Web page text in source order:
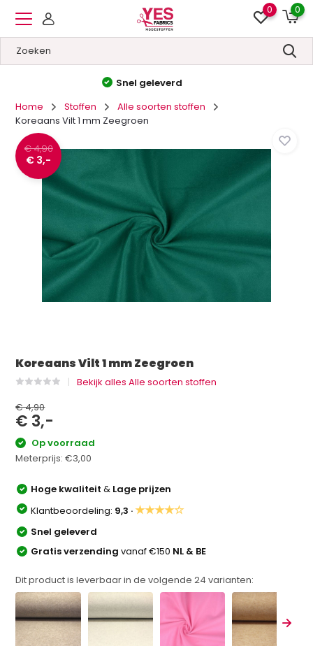
0 0
Hoge kwaliteit&Lage prijzen
Home
Stoffen
Alle soorten stoffen
Koreaans Vilt 1 mm Zeegroen
€ 4,90
€ 3,-
Koreaans Vilt 1 mm Zeegroen
Bekijk alles Alle soorten stoffen
€ 4,90
€ 3,-
Op voorraad
Meterprijs:€3,00
Hoge kwaliteit& Lage prijzen
Klantbeoordeling: 9,3 ·★★★★☆
Snel geleverd
Gratis verzendingvanaf €150 NL & BE
Dit product is leverbaar in de volgende24 varianten: